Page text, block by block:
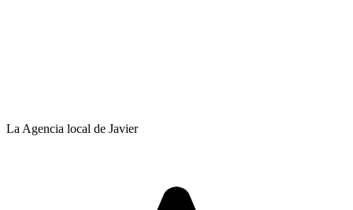
La Agencia local de Javier